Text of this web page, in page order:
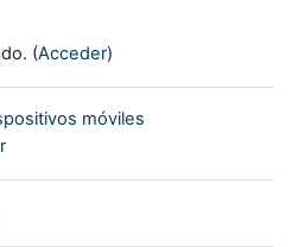
(Acceder)
móviles